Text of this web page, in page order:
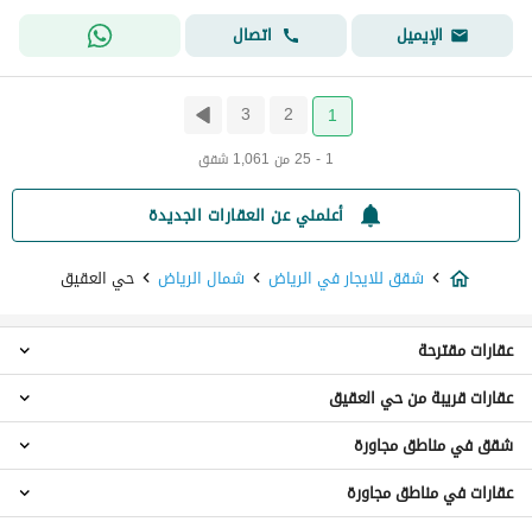
الإيميل
اتصال
1
2
3
1 - 25 من 1,061 شقق
أعلمني عن العقارات الجديدة
شقق للايجار في الرياض
شمال الرياض حي العقيق
استوديو للايجار في حي العقيق
شقق 1 غرفة نوم للايجار في حي العقيق
شقق 2 غرفة نوم للايجار في حي العقيق
شقق 3 غرف نوم للايجار في حي العقيق
شقق 4 غرف نوم للايجار في حي العقيق
عقارات مقترحة
شقق حي الصحافة
شقق حي النخيل
شقق حي حطين
عقارات قريبة من حي العقيق
شقق شرق الرياض
شقق في مناطق مجاورة
عقارات في مناطق مجاورة